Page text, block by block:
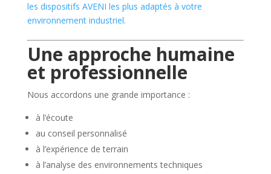
les dispositifs AVENI les plus adaptés à votre
environnement industriel.
Une approche humaine
et professionnelle
Nous accordons une grande importance :
à l’écoute
au conseil personnalisé
à l’expérience de terrain
à l’analyse des environnements techniques